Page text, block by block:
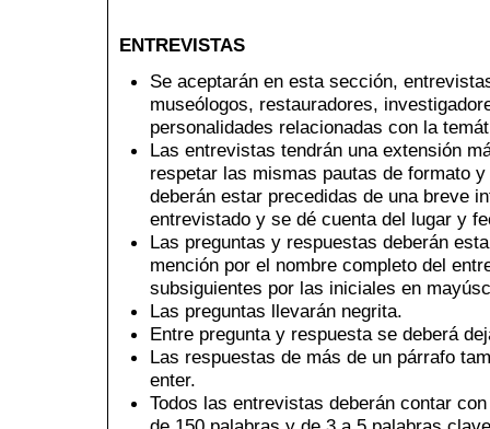
ENTREVISTAS
Se aceptarán en esta sección,
museólogos, restauradores,
personalidades relacionadas con la
Las entrevistas tendrán una extensión
respetar las mismas pautas de formato
deberán estar precedidas de una breve
entrevistado y se dé cuenta del lugar y
Las preguntas y respuestas deberán
mención por el nombre completo del
subsiguientes por las iniciales en
Las preguntas llevarán negrita.
Entre pregunta y respuesta se deberá
Las respuestas de más de un párrafo
enter.
Todos las entrevistas deberán contar